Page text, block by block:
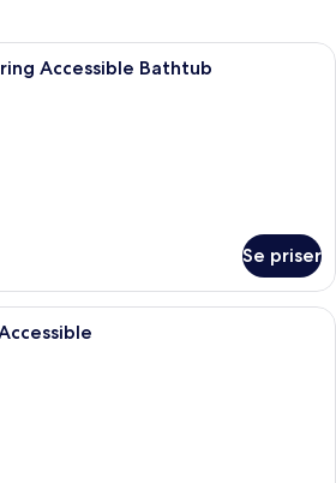
Bad | Miljøvennlige toalettsaker,
Accessible Bathtub
Se priser
Sengetøy av topp kvalitet, safe på